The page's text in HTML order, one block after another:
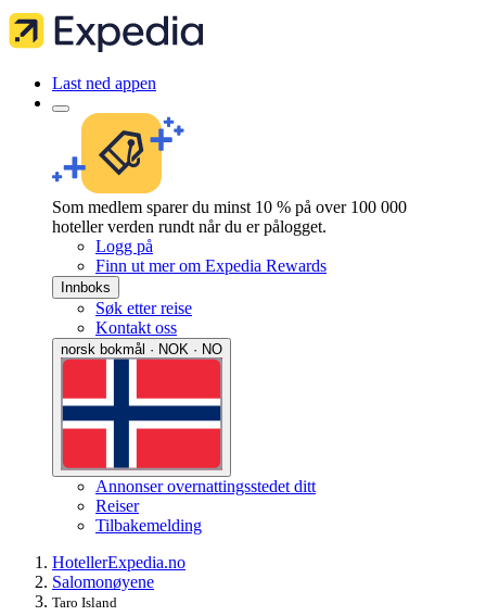
Last ned appen
Som medlem sparer du minst 10 % på over 100 000
hoteller verden rundt når du er pålogget.
Logg på
Finn ut mer om Expedia Rewards
Innboks
Søk etter reise
Kontakt oss
norsk bokmål · NOK · NO
Annonser overnattingsstedet ditt
Reiser
Tilbakemelding
HotellerExpedia.no
Salomonøyene
Taro Island